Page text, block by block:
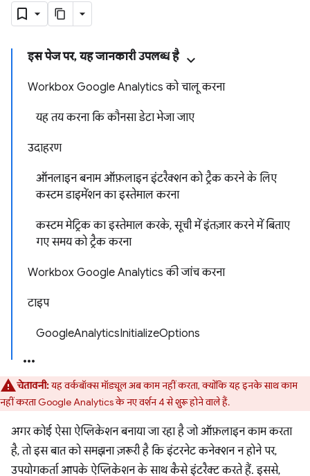
इस पेज पर, यह जानकारी उपलब्ध है
Workbox Google Analytics को चालू करना
यह तय करना कि कौनसा डेटा भेजा जाए
उदाहरण
ऑनलाइन बनाम ऑफ़लाइन इंटरैक्शन को ट्रैक करने के लिए
कस्टम डाइमेंशन का इस्तेमाल करना
कस्टम मेट्रिक का इस्तेमाल करके, सूची में इंतज़ार करने में बिताए
गए समय को ट्रैक करना
Workbox Google Analytics की जांच करना
टाइप
GoogleAnalyticsInitializeOptions
चेतावनी:यह वर्कबॉक्स मॉड्यूल अब काम नहीं करता, क्योंकि यह इनके साथ काम
नहीं करता Google Analytics के नए वर्शन 4 से शुरू होने वाले हैं.
अगर कोई ऐसा ऐप्लिकेशन बनाया जा रहा है जो ऑफ़लाइन काम करता
है, तो इस बात को समझना ज़रूरी है कि इंटरनेट कनेक्शन न होने पर,
उपयोगकर्ता आपके ऐप्लिकेशन के साथ कैसे इंटरैक्ट करते हैं. इससे,